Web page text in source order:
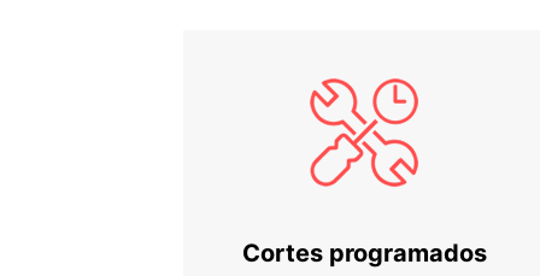
Cortes programados